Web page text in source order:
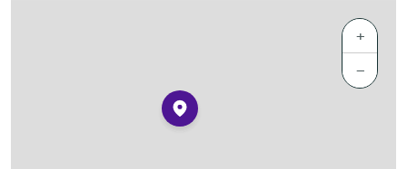
+
−